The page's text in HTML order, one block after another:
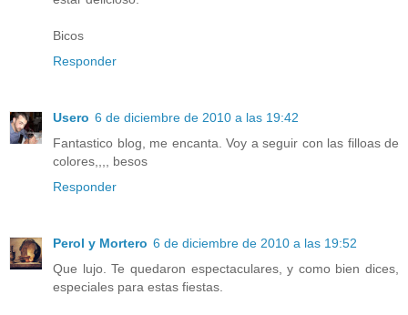
Bicos
Responder
Usero 6 de diciembre de 2010 a las 19:42
Fantastico blog, me encanta. Voy a seguir con las filloas de
colores,,,, besos
Responder
Perol y Mortero 6 de diciembre de 2010 a las 19:52
Que lujo. Te quedaron espectaculares, y como bien dices,
especiales para estas fiestas.